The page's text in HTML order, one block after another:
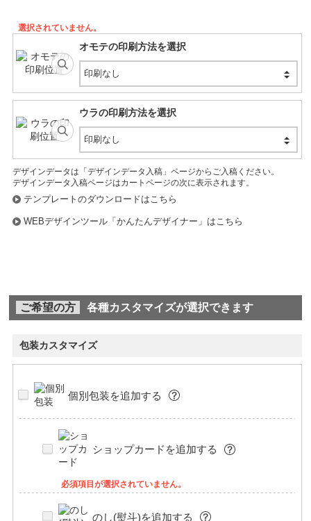
選択されていません。
オモテの印刷方法を選択
印刷なし
ウラの印刷方法を選択
印刷なし
デザインデータは「デザインデータ入稿」ページからご入稿ください。
デザインデータ入稿ページはカートページの次に表示されます。
テンプレートのダウンロードはこちら
WEBデザインツール「かんたんデザイナー」はこちら
ご希望の方 各種カスタマイズが選択できます
包装カスタマイズ
個別包装を追加する
ショップカードを追加する
必須項目が選択されていません。
のし(熨斗)を追加する